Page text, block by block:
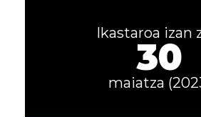
Ikastaroa izan
30
maiatza